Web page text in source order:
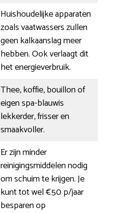
Huishoudelijke apparaten
zoals vaatwassers zullen
geen kalkaanslag meer
hebben. Ook verlaagt dit
het energieverbruik.
Thee, koffie, bouillon of
eigen spa-blauwis
lekkerder, frisser en
smaakvoller.
Er zijn minder
reinigingsmiddelen nodig
om schuim te krijgen. Je
kunt tot wel €50 p/jaar
besparen op